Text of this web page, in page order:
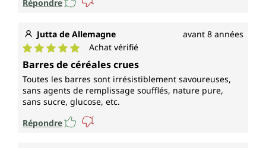
Répondre
Jutta de Allemagne avant 8 années
Note moyenne de 5 sur 5 étoiles
Achat vérifié
Barres de céréales crues
Toutes les barres sont irrésistiblement savoureuses,
sans agents de remplissage soufflés, nature pure,
sans sucre, glucose, etc.
Répondre